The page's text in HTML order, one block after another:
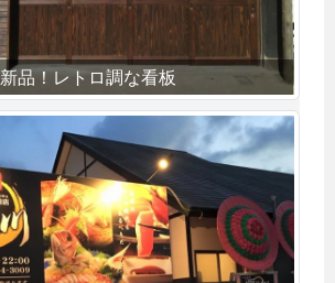
新品！レトロ調な看板